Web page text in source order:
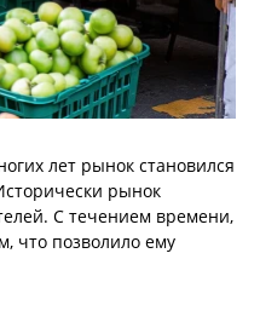
лет рынок становился
рынок
С течением времени,
что позволило ему